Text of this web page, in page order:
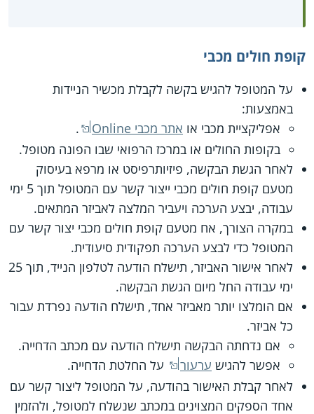
קופת חולים מכבי
על המטופל להגיש בקשה לקבלת מכשיר הניידות
באמצעות:
אפליקציית מכבי או אתר מכבי Online
.
בקופות החולים או במרכז הרפואי שבו הפונה מטופל.
לאחר הגשת הבקשה, פיזיותרפיסט או מרפא בעיסוק
מטעם קופת חולים מכבי ייצור קשר עם המטופל תוך 5 ימי
עבודה, יבצע הערכה ויעביר המלצה לאביזר המתאים.
במקרה הצורך, אח מטעם קופת חולים מכבי יצור קשר עם
המטופל כדי לבצע הערכה תפקודית סיעודית.
לאחר אישור האביזר, תישלח הודעה לטלפון הנייד, תוך 25
ימי עבודה החל מיום הגשת הבקשה.
אם הומלצו יותר מאביזר אחד, תישלח הודעה נפרדת עבור
כל אביזר.
אם נדחתה הבקשה תישלח הודעה עם מכתב הדחייה.
אפשר להגיש ערעור
על החלטת הדחייה.
לאחר קבלת האישור בהודעה, על המטופל ליצור קשר עם
אחד הספקים המצוינים במכתב שנשלח למטופל, ולהזמין